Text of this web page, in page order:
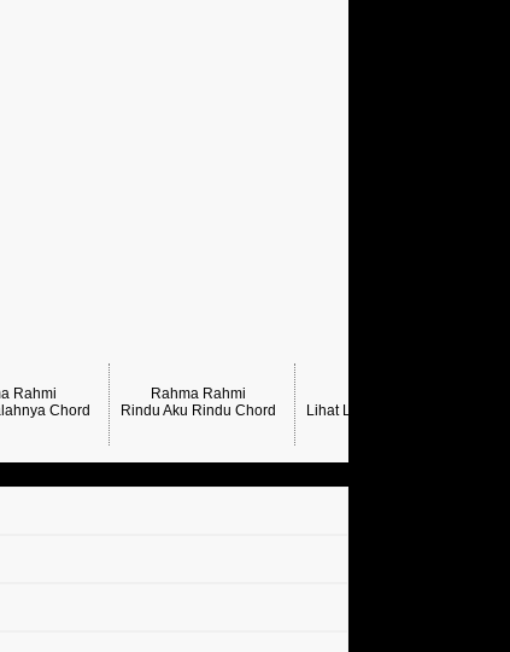
Rahmi
Chord
Rahma Rahmi
Rindu Aku Rindu Chord
Lihat Lagi Chord Rahma